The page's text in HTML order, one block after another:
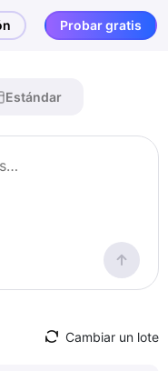
Probar gratis
Estándar
Cambiar un lote